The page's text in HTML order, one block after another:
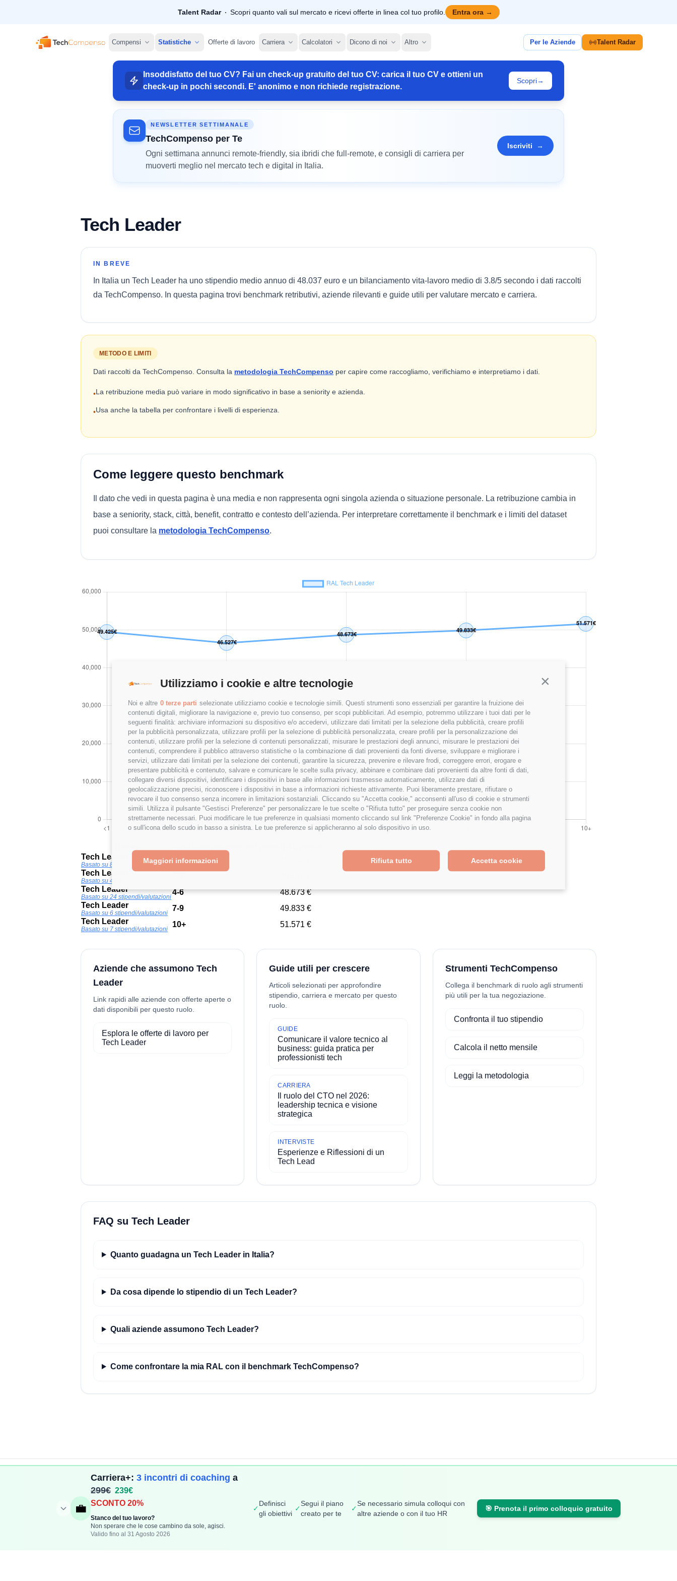
Continua senza accettare
Utilizziamo i cookie e altre tecnologie
Noi e altre 0 terze parti selezionate utilizziamo cookie e tecnologie simili. Questi strumenti sono essenziali per garantire la fruizione dei
contenuti digitali, migliorare la navigazione e, previo tuo consenso, per scopi pubblicitari. Ad esempio, potremmo utilizzare i tuoi dati per le
seguenti finalità: archiviare informazioni su dispositivo e/o accedervi, utilizzare dati limitati per la selezione della pubblicità, creare profili
per la pubblicità personalizzata, utilizzare profili per la selezione di pubblicità personalizzata, creare profili per la personalizzazione dei
contenuti, utilizzare profili per la selezione di contenuti personalizzati, misurare le prestazioni degli annunci, misurare le prestazioni dei
contenuti, comprendere il pubblico attraverso statistiche o la combinazione di dati provenienti da fonti diverse, sviluppare e migliorare i
servizi, utilizzare dati limitati per la selezione dei contenuti, garantire la sicurezza, prevenire e rilevare frodi, correggere errori, erogare e
presentare pubblicità e contenuto, salvare e comunicare le scelte sulla privacy, abbinare e combinare dati provenienti da altre fonti di dati,
collegare diversi dispositivi, identificare i dispositivi in base alle informazioni trasmesse automaticamente, utilizzare dati di
geolocalizzazione precisi, riconoscere i dispositivi in base a informazioni richieste attivamente. Puoi liberamente prestare, rifiutare o
revocare il tuo consenso senza incorrere in limitazioni sostanziali. Cliccando su "Accetta cookie," acconsenti all'uso di cookie e strumenti
simili. Utilizza il pulsante "Gestisci Preferenze" per personalizzare le tue scelte o "Rifiuta tutto" per proseguire senza cookie non
strettamente necessari. Puoi modificare le tue preferenze in qualsiasi momento cliccando sul link "Preferenze Cookie" in fondo alla pagina
o sull'icona dello scudo in basso a sinistra. Le tue preferenze si applicheranno al solo dispositivo in uso.
Accetta cookie
Rifiuta tutto
Maggiori informazioni
Talent Radar Scopri quanto vali sul mercato e ricevi offerte in linea col tuo profilo. Entra ora →
TechCompenso
Compensi Statistiche Offerte di lavoro Carriera Calcolatori Dicono di noi Altro Per le Aziende Talent Radar
Insoddisfatto del tuo CV? Fai un check-up gratuito del tuo CV: carica il tuo CV e ottieni un
check-up in pochi secondi. E' anonimo e non richiede registrazione.
Scopri→
NEWSLETTER SETTIMANALE
TechCompenso per Te
Ogni settimana annunci remote-friendly, sia ibridi che full-remote, e consigli di carriera per
muoverti meglio nel mercato tech e digital in Italia.
Iscriviti →
Tech Leader
IN BREVE
In Italia un Tech Leader ha uno stipendio medio annuo di 48.037 euro e un bilanciamento vita-lavoro medio di 3.8/5 secondo i dati raccolti
da TechCompenso. In questa pagina trovi benchmark retributivi, aziende rilevanti e guide utili per valutare mercato e carriera.
METODO E LIMITI
Dati raccolti da TechCompenso. Consulta la metodologia TechCompenso per capire come raccogliamo, verifichiamo e interpretiamo i dati.
•La retribuzione media può variare in modo significativo in base a seniority e azienda.
•Usa anche la tabella per confrontare i livelli di esperienza.
Come leggere questo benchmark
Il dato che vedi in questa pagina è una media e non rappresenta ogni singola azienda o situazione personale. La retribuzione cambia in
base a seniority, stack, città, benefit, contratto e contesto dell’azienda. Per interpretare correttamente il benchmark e i limiti del dataset
puoi consultare la metodologia TechCompenso.
Tech Leader
Basato su 8 stipendi/valutazioni
<1
Tech Leader
Basato su 41 stipendi/valutazioni
Tech Leader
Basato su 24 stipendi/valutazioni
4-6
48.673 €
Tech Leader
Basato su 6 stipendi/valutazioni
7-9
49.833 €
Tech Leader
Basato su 7 stipendi/valutazioni
10+ 51.571 €
Aziende che assumono Tech
Leader
Link rapidi alle aziende con offerte aperte o
dati disponibili per questo ruolo.
Esplora le offerte di lavoro per
Tech Leader
Guide utili per crescere
Articoli selezionati per approfondire
stipendio, carriera e mercato per questo
ruolo.
GUIDE
Comunicare il valore tecnico al
business: guida pratica per
professionisti tech
CARRIERA
Il ruolo del CTO nel 2026:
leadership tecnica e visione
strategica
INTERVISTE
Esperienze e Riflessioni di un
Tech Lead
Strumenti TechCompenso
Collega il benchmark di ruolo agli strumenti
più utili per la tua negoziazione.
Confronta il tuo stipendio
Calcola il netto mensile
Leggi la metodologia
FAQ su Tech Leader
Quanto guadagna un Tech Leader in Italia?
Da cosa dipende lo stipendio di un Tech Leader?
Quali aziende assumono Tech Leader?
Come confrontare la mia RAL con il benchmark TechCompenso?
💼
Carriera+: 3 incontri di coaching a
299€ 239€
SCONTO 20%
Stanco del tuo lavoro?
Non sperare che le cose cambino da sole, agisci.
Valido fino al 31 Agosto 2026
✓
Definisci
gli obiettivi
✓
Segui il piano
creato per te
✓
Se necessario simula colloqui con
altre aziende o con il tuo HR
🎯 Prenota il primo colloquio gratuito
Portiamo trasparenza nel
settore tech italiano
attraverso dati reali su
Aggiungi Compenso
Stipendi Dipendenti
Fatturati Partite IVA
Osservatorio Stipendi
Offerte di lavoro
Comparazione Stipendi
Blog